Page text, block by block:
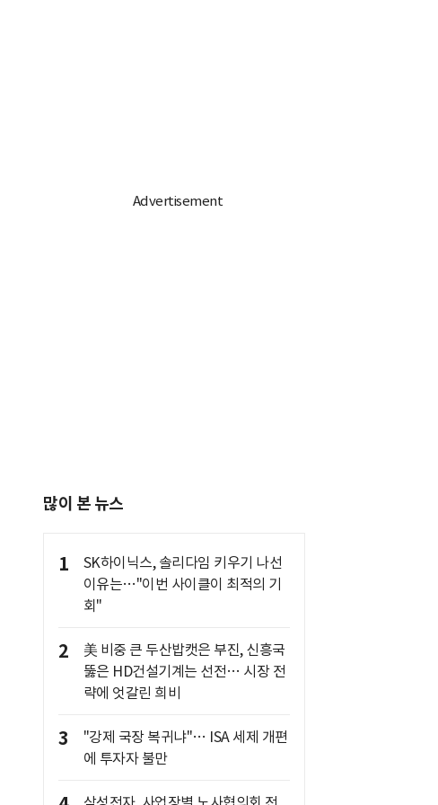
많이 본 뉴스
1
SK하이닉스, 솔리다임 키우기 나선
이유는…"이번 사이클이 최적의 기
회"
2
美 비중 큰 두산밥캣은 부진, 신흥국
뚫은 HD건설기계는 선전… 시장 전
략에 엇갈린 희비
3
"강제 국장 복귀냐"… ISA 세제 개편
에 투자자 불만